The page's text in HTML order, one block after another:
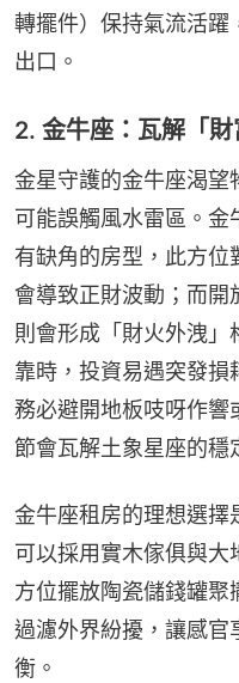
轉擺件）保持氣流活躍
出口。
2. 金牛座：瓦解「財
金星守護的金牛座渴望
可能誤觸風水雷區。金
有缺角的房型，此方位
會導致正財波動；而開
則會形成「財火外洩」
靠時，投資易遇突發
務必避開地板吱呀作響
節會瓦解土象星座的穩
金牛座租房的理想選擇
可以採用實木傢俱與大
方位擺放陶瓷儲錢罐
過濾外界紛擾，讓感官
衡。